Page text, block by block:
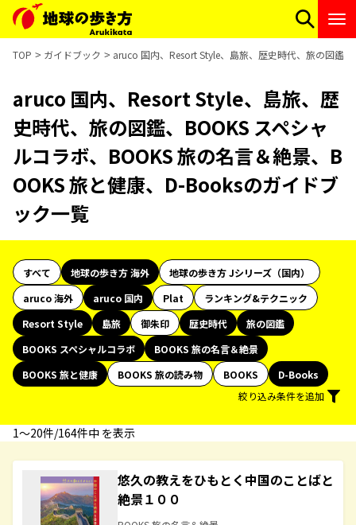
TOP ガイドブック aruco 国内、Resort Style、島旅、歴史時代、旅の図鑑
aruco 国内、Resort Style、島旅、歴
史時代、旅の図鑑、BOOKS スペシャ
ルコラボ、BOOKS 旅の名言＆絶景、B
OOKS 旅と健康、D-Booksのガイドブ
ック一覧
すべて 地球の歩き方 海外
地球の歩き方 Jシリーズ（国内）
aruco 海外
aruco 国内 Plat
ランキング&テクニック
Resort Style
島旅 御朱印 歴史時代
旅の図鑑
BOOKS スペシャルコラボ
BOOKS 旅の名言＆絶景
BOOKS 旅と健康
BOOKS 旅の読み物 BOOKS
D-Books
絞り込み条件を追加
1〜20件/164件中 を表示
悠久の教えをひもとく中国のことばと
絶景１００